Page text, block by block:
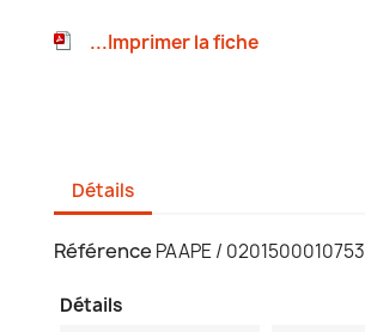
...Imprimer la fiche
Détails
Référence PAAPE / 0201500010753
Détails